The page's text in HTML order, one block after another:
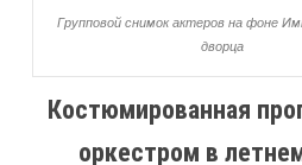
Групповой снимок актеров на фоне
дворца
Костюмированная
оркестром в